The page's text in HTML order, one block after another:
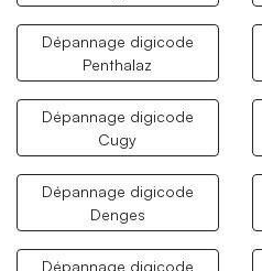
Dépannage digicode
Penthalaz
Dépannage digicode
Cugy
Dépannage digicode
Denges
Dépannage digicode